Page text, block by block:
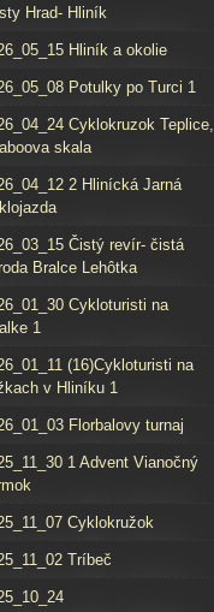
Hrad- Hliník
Hliník a okolie
Potulky po Turci 1
Cyklokruzok Teplice,
skala
2 Hlinícká Jarná
Čistý revír- čistá
Bralce Lehôtka
Cykloturisti na
1
(16)Cykloturisti na
v Hliníku 1
Florbalovy turnaj
1 Advent Vianočný
Cyklokružok
Tríbeč